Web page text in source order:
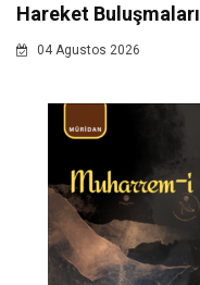
Hareket Buluşmaları
04 Agustos 2026